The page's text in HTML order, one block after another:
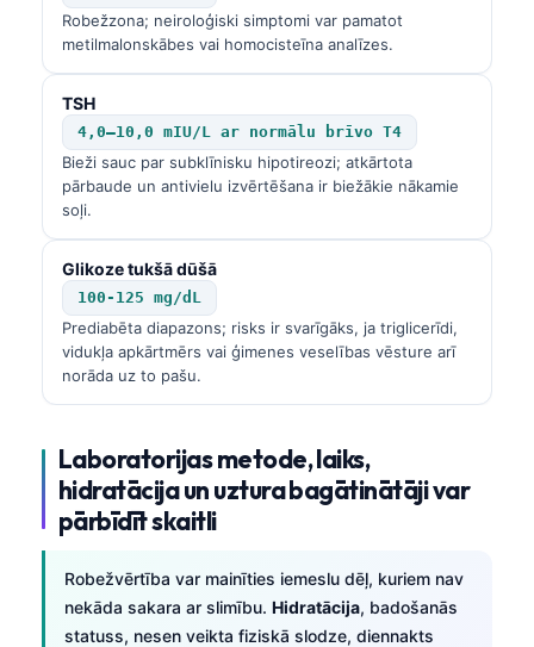
Robežzona; neiroloģiski simptomi var pamatot
metilmalonskābes vai homocisteīna analīzes.
TSH
4,0–10,0 mIU/L ar normālu brīvo T4
Bieži sauc par subklīnisku hipotireozi; atkārtota
pārbaude un antivielu izvērtēšana ir biežākie nākamie
soļi.
Glikoze tukšā dūšā
100-125 mg/dL
Prediabēta diapazons; risks ir svarīgāks, ja triglicerīdi,
vidukļa apkārtmērs vai ģimenes veselības vēsture arī
norāda uz to pašu.
Laboratorijas metode, laiks,
hidratācija un uztura bagātinātāji var
pārbīdīt skaitli
Robežvērtība var mainīties iemeslu dēļ, kuriem nav
nekāda sakara ar slimību. Hidratācija, badošanās
statuss, nesen veikta fiziskā slodze, diennakts